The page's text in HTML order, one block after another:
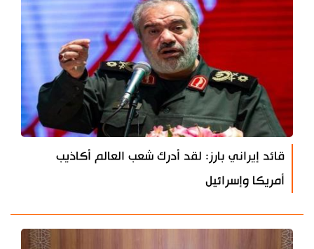
قائد إيراني بارز: لقد أدرك شعب العالم أكاذيب
أمريكا وإسرائيل